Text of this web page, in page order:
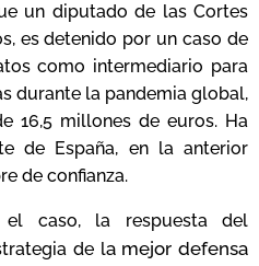
un diputado de las Cortes
es detenido por un caso de
como intermediario para
durante la pandemia global,
16,5 millones de euros. Ha
de España, en la anterior
de confianza.
caso, la respuesta del
de la mejor defensa